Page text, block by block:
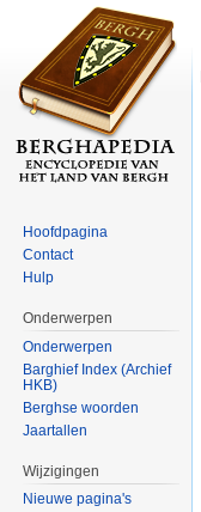
Hoofdpagina
Contact
Hulp
Onderwerpen
Onderwerpen
Barghief Index (Archief
HKB)
Berghse woorden
Jaartallen
Wijzigingen
Nieuwe pagina's